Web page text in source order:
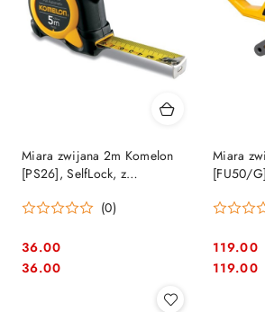
Miara zwijana 2m Komelon
[PS26], SelfLock, z
(0)
Cena:
36.00
Cena:
36.00
Miara
[FU50/
Cena:
119.00
Cena:
119.00